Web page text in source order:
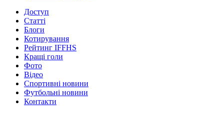
Доступ
Статті
Блоги
Котирування
Рейтинг IFFHS
Кращі голи
Фото
Відео
Спортивні новини
Футбольні новини
Контакти